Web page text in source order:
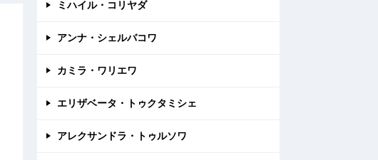
ミハイル・コリヤダ
アンナ・シェルバコワ
カミラ・ワリエワ
エリザベータ・トゥクタミシェ
アレクサンドラ・トゥルソワ